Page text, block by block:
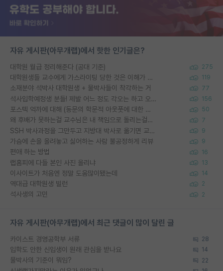
자유 게시판(아무개랩)에서 핫한 인기글은?
대학원 월급 정리해준다 (공대 기준) 275
대학원생들 교수에게 가스라이팅 당한 것은 이해가 갑니다. 안타깝네요. 119
소재분야 석박사 대학원생 + 물박사들이 착각하는 거 77
석사입학예정생 분들! 제발 어느 정도 각오는 하고 오세요. 156
포스텍 억까에 대해 (동문의 학문적 아웃풋에 대한 반박) 50
왜 후배가 못하는걸 교수님은 내 책임으로 돌리는걸까요? 7
SSH 박사과정을 그만두고 지방대 박사로 옮기면 교수의 꿈은 끝일까요? 9
가슴에 손을 올려놓고 싫어하는 사람 불공정하게 리뷰 9
편애 하는 방법 16
랩홈피에 다들 본인 사진 올리냐 13
이사이트가 처음엔 정말 도움많이됐는데 14
역대급 대학원생 빌런 2
석사생의 고민 2
자유 게시판(아무개랩)에서 최근 댓글이 많이 달린 글
카이스트 경영공학부 서류 28
입학도 안한 신입생이 원래 관심을 받나요 14
물박사의 기준이 뭐임? 22